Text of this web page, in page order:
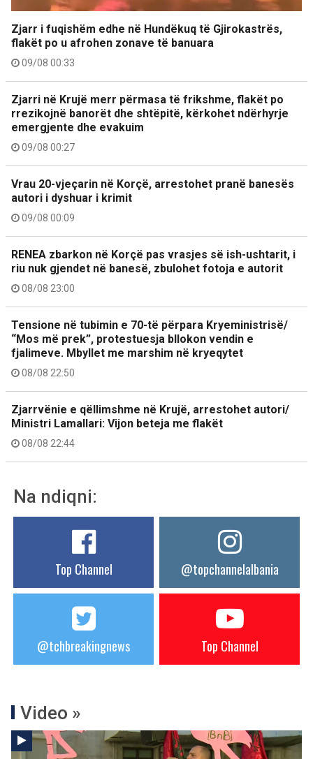
Zjarr i fuqishëm edhe në Hundëkuq të Gjirokastrës,
flakët po u afrohen zonave të banuara
09/08 00:33
Zjarri në Krujë merr përmasa të frikshme, flakët po
rrezikojnë banorët dhe shtëpitë, kërkohet ndërhyrje
emergjente dhe evakuim
09/08 00:27
Vrau 20-vjeçarin në Korçë, arrestohet pranë banesës
autori i dyshuar i krimit
09/08 00:09
RENEA zbarkon në Korçë pas vrasjes së ish-ushtarit, i
riu nuk gjendet në banesë, zbulohet fotoja e autorit
08/08 23:00
Tensione në tubimin e 70-të përpara Kryeministrisë/
“Mos më prek”, protestuesja bllokon vendin e
fjalimeve. Mbyllet me marshim në kryeqytet
08/08 22:50
Zjarrvënie e qëllimshme në Krujë, arrestohet autori/
Ministri Lamallari: Vijon beteja me flakët
08/08 22:44
Na ndiqni:
Top Channel @topchannelalbania
@tchbreakingnews Top Channel
Video »